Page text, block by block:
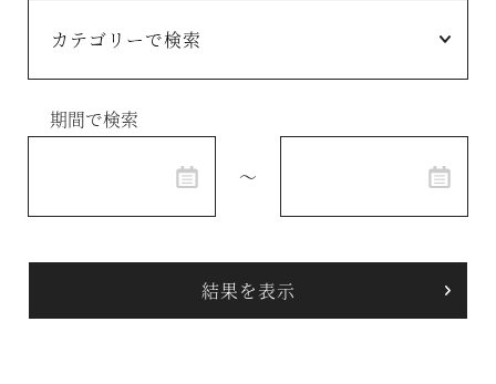
施設案内
アクセス
ただいま日和
施設一覧
期間で検索
～